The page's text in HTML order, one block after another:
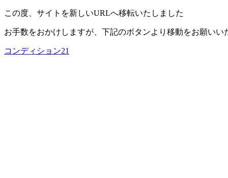
この度、サイトを新しいURLへ移転いたしました
お手数をおかけしますが、下記のボタンより移動をお願いい
コンディション21